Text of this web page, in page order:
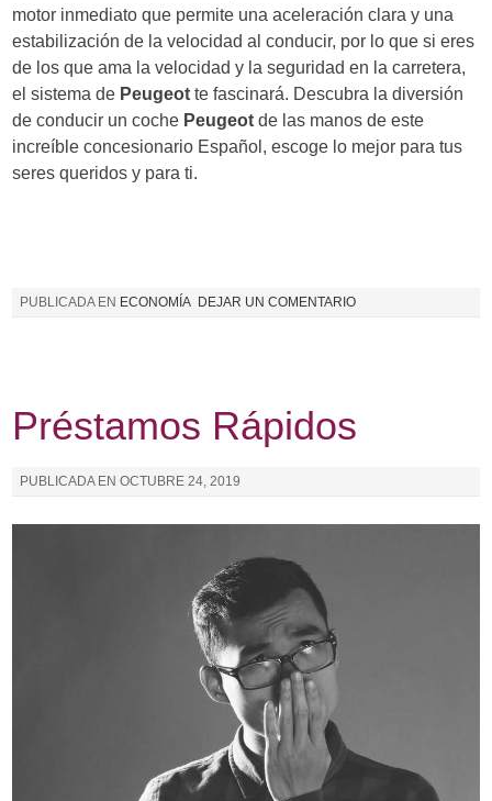
motor inmediato que permite una aceleración clara y una
estabilización de la velocidad al conducir, por lo que si eres
de los que ama la velocidad y la seguridad en la carretera,
el sistema de Peugeotte fascinará. Descubra la diversión
de conducir un coche Peugeot de las manos de este
increíble concesionario Español, escoge lo mejor para tus
seres queridos y para ti.
PUBLICADA EN ECONOMÍA DEJAR UN COMENTARIO
Préstamos Rápidos
PUBLICADA ENOCTUBRE 24, 2019